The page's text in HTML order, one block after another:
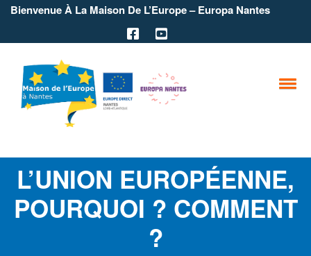
Bienvenue À La Maison De L’Europe – Europa Nantes
L’UNION EUROPÉENNE,
POURQUOI ? COMMENT
?